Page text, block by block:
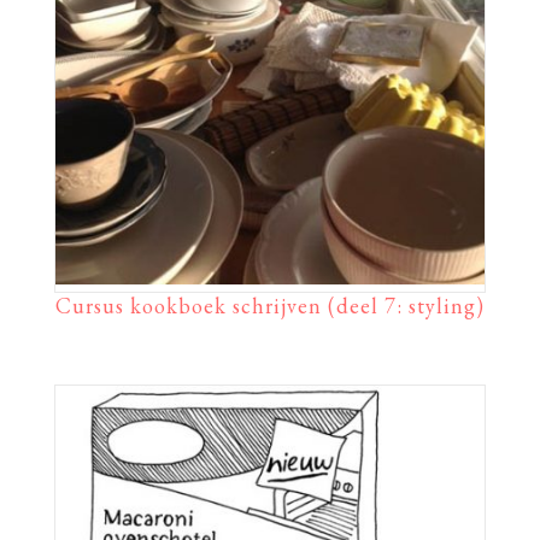
Cursus kookboek schrijven (deel 7: styling)